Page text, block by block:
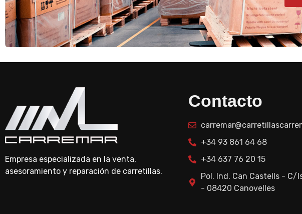
Empresa especializada en la venta,
asesoramiento y reparación de carretillas.
Contacto
+34 93 861 64 68
+34 637 76 20 15
Pol. Ind. Can Castells - C/
- 08420 Canovelles